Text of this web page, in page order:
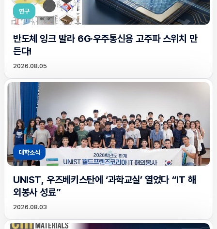
연구
반도체 잉크 발라 6G·우주통신용 고주파 스위치 만
든다!
2026.08.05
대학소식
UNIST, 우즈베키스탄에 ‘과학교실’ 열었다 “IT 해
외봉사 성료”
2026.08.03